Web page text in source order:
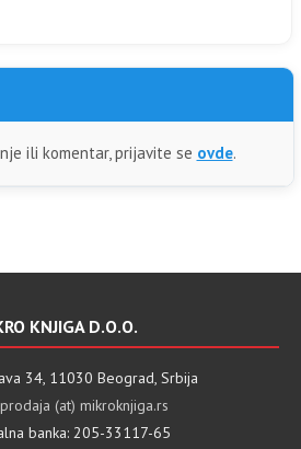
ili komentar, prijavite se ovde.
KNJIGA D.O.O.
34, 11030 Beograd, Srbija
prodaja (at) mikroknjiga.rs
banka: 205-33117-65